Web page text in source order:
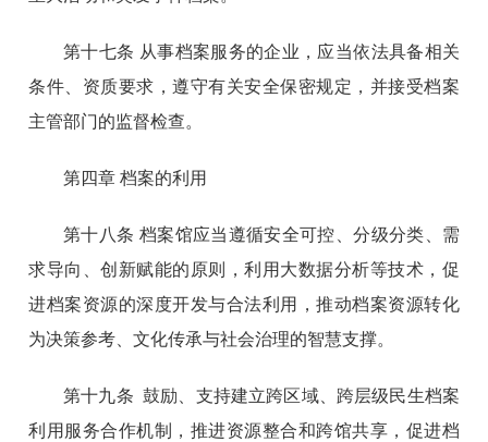
第十七条 从事档案服务的企业，应当依法具备相关
条件、资质要求，遵守有关安全保密规定，并接受档案
主管部门的监督检查。
第四章 档案的利用
第十八条 档案馆应当遵循安全可控、分级分类、需
求导向、创新赋能的原则，利用大数据分析等技术，促
进档案资源的深度开发与合法利用，推动档案资源转化
为决策参考、文化传承与社会治理的智慧支撑。
第十九条 鼓励、支持建立跨区域、跨层级民生档案
利用服务合作机制，推进资源整合和跨馆共享，促进档